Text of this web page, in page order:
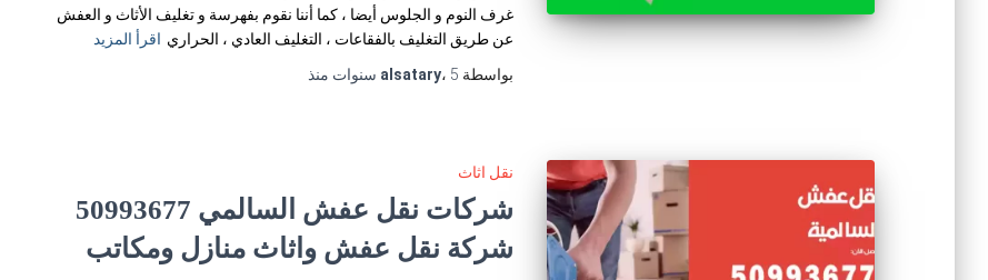
غرف النوم و الجلوس أيضا ، كما أننا نقوم بفهرسة و تغليف الأثاث و العفش
عن طريق التغليف بالفقاعات ، التغليف العادي ، الحراري اقرأ المزيد
بواسطة
alsatary، 5 سنوات منذ
نقل اثاث
شركات نقل عفش السالمي 50993677
شركة نقل عفش واثاث منازل ومكاتب